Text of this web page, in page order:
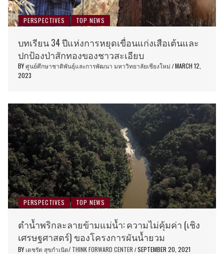
PERSPECTIVES TOP NEWS
บทเรียน 34 ปีแห่งการหยุดเขื่อนแก่งเสือเต้นและ
ปกป้องป่าสักทองของชาวสะเอียบ
BYศูนย์ศึกษาชาติพันธุ์และการพัฒนา มหาวิทยาลัยเชียงใหม่ / MARCH 12,
2023
PERSPECTIVES TOP NEWS
ตำน้ำพริกละลายข้ามแม่น้ำ: ความไม่คุ้มค่า (เชิง
เศรษฐศาสตร์) ของโครงการผันน้ำยวม
BY เดชรัต สุขกำเนิด/ THINK FORWARD CENTER / SEPTEMBER 20, 2021